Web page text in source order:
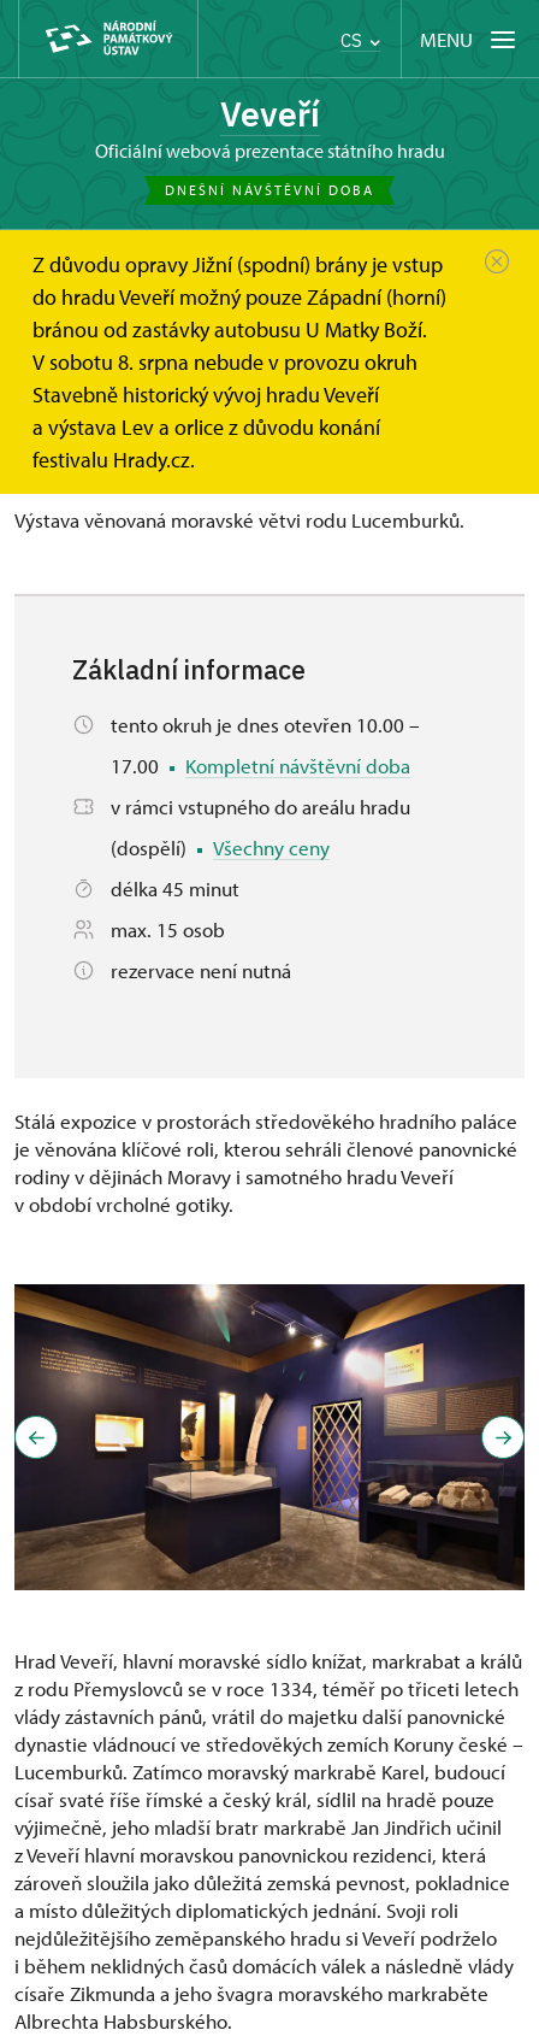
CS MENU
Veveří
oficiální webová prezentace státního hradu
DNEŠNÍ NÁVŠTĚVNÍ DOBA
Z důvodu opravy Jižní (spodní) brány je vstup
do hradu Veveří možný pouze Západní (horní)
bránou od zastávky autobusu U Matky Boží.
V sobotu 8. srpna nebude v provozu okruh
Stavebně historický vývoj hradu Veveří
a výstava Lev a orlice z důvodu konání
festivalu Hrady.cz.
Hrad Veveří
Informace pro návštěvníky
Prohlídkové okruhy
Lev a orlice. Moravští Lucemburkové...
Lev a orlice. Moravští
Lucemburkové a jejich hrad.
Výstava věnovaná moravské větvi rodu Lucemburků.
Základní informace
tento okruh je dnes otevřen 10.00 –
17.00
Kompletní návštěvní doba
v rámci vstupného do areálu hradu
(dospělí)
Všechny ceny
délka 45 minut
max. 15 osob
rezervace není nutná
Stálá expozice v prostorách středověkého hradního paláce
je věnována klíčové roli, kterou sehráli členové panovnické
rodiny v dějinách Moravy i samotného hradu Veveří
v období vrcholné gotiky.
Hrad Veveří, hlavní moravské sídlo knížat, markrabat a králů
z rodu Přemyslovců se v roce 1334, téměř po třiceti letech
vlády zástavních pánů, vrátil do majetku další panovnické
dynastie vládnoucí ve středověkých zemích Koruny české –
Lucemburků. Zatímco moravský markrabě Karel, budoucí
císař svaté říše římské a český král, sídlil na hradě pouze
výjimečně, jeho mladší bratr markrabě Jan Jindřich učinil
z Veveří hlavní moravskou panovnickou rezidenci, která
zároveň sloužila jako důležitá zemská pevnost, pokladnice
a místo důležitých diplomatických jednání. Svoji roli
nejdůležitějšího zeměpanského hradu si Veveří podrželo
i během neklidných časů domácích válek a následně vlády
císaře Zikmunda a jeho švagra moravského markraběte
Albrechta Habsburského.